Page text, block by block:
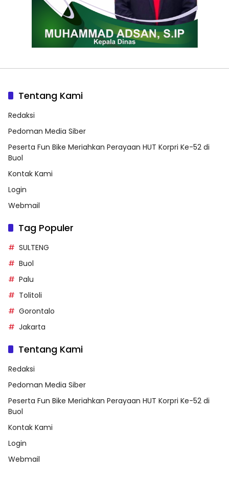
Tentang Kami
Redaksi
Pedoman Media Siber
Peserta Fun Bike Meriahkan Perayaan HUT Korpri Ke-52 di
Buol
Kontak Kami
Login
Webmail
Tag Populer
SULTENG
Buol
Palu
Tolitoli
Gorontalo
Jakarta
Tentang Kami
Redaksi
Pedoman Media Siber
Peserta Fun Bike Meriahkan Perayaan HUT Korpri Ke-52 di
Buol
Kontak Kami
Login
Webmail